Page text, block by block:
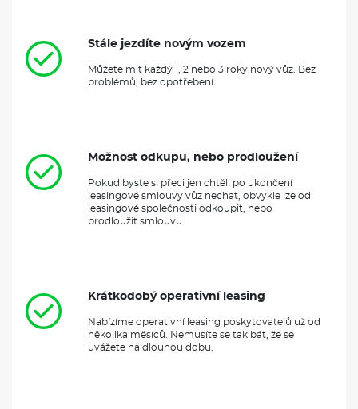
Stále jezdíte novým vozem
Můžete mít každý 1, 2 nebo 3 roky nový vůz. Bez
problémů, bez opotřebení.
Možnost odkupu, nebo prodloužení
Pokud byste si přeci jen chtěli po ukončení
leasingové smlouvy vůz nechat, obvykle lze od
leasingové společnosti odkoupit, nebo
prodloužit smlouvu.
Krátkodobý operativní leasing
Nabízíme operativní leasing poskytovatelů už od
několika měsíců. Nemusíte se tak bát, že se
uvážete na dlouhou dobu.